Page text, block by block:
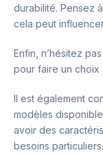
durabilité. Pensez
cela peut
Enfin, n’hésitez
pour faire un choix
Il est également
modèles
avoir des
besoins